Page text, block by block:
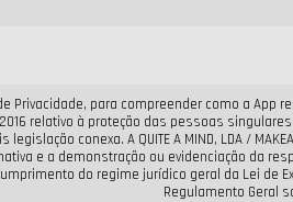
Privacidade, para compreender como a
relativo à proteção das pessoas
legislação conexa. A QUITE A MIND, LDA /
e a demonstração ou evidenciação da
do regime jurídico geral da Lei de
Regulamento Geral